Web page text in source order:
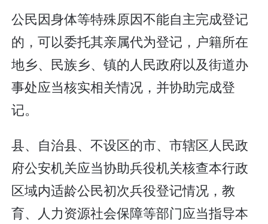
公民因身体等特殊原因不能自主完成登记
的，可以委托其亲属代为登记，户籍所在
地乡、民族乡、镇的人民政府以及街道办
事处应当核实相关情况，并协助完成登
记。
县、自治县、不设区的市、市辖区人民政
府公安机关应当协助兵役机关核查本行政
区域内适龄公民初次兵役登记情况，教
育、人力资源社会保障等部门应当指导本